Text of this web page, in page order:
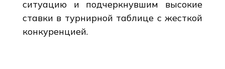
ситуацию и подчеркнувшим высокие
ставки в турнирной таблице с жесткой
конкуренцией.